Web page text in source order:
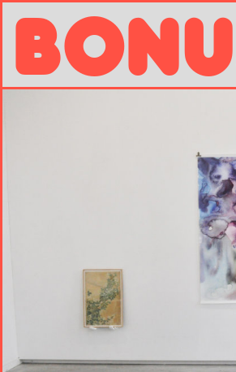
BONU